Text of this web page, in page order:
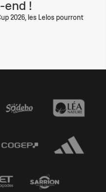
end !
2026, les Lelos pourront